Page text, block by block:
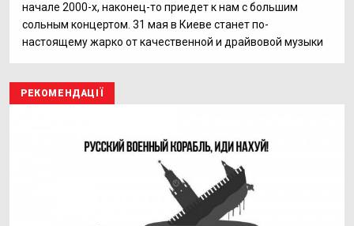
начале 2000-х, наконец-то приедет к нам с большим
сольным концертом. 31 мая в Киеве станет по-
настоящему жарко от качественной и драйвовой музыки
РЕКОМЕНДАЦІЇ